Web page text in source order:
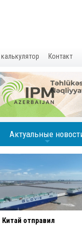
Контакт
Актуальные
В Агджабединском